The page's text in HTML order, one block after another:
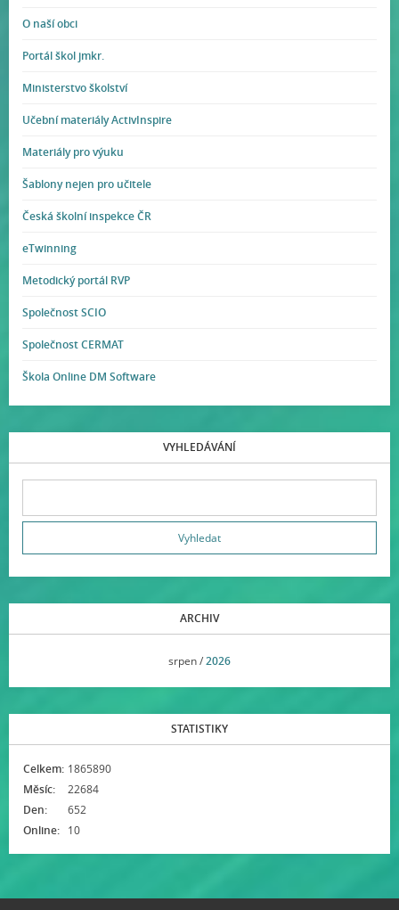
O naší obci
Portál škol jmkr.
Ministerstvo školství
Učební materiály ActivInspire
Materiály pro výuku
Šablony nejen pro učitele
Česká školní inspekce ČR
eTwinning
Metodický portál RVP
Společnost SCIO
Společnost CERMAT
Škola Online DM Software
VYHLEDÁVÁNÍ
ARCHIV
srpen /2026
STATISTIKY
Online: 10
Celkem: 1865890
Měsíc:
22684
Den:
652